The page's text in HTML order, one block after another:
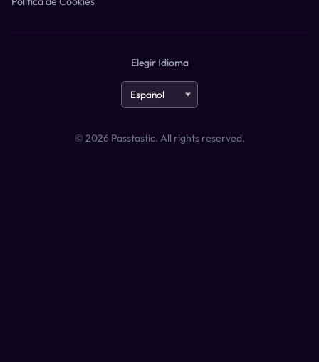
Elegir Idioma
© 2026Passtastic. All rights reserved.